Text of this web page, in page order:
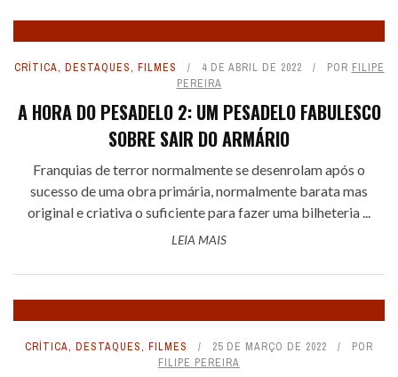
CRÍTICA, DESTAQUES, FILMES 4 DE ABRIL DE 2022 POR FILIPE
PEREIRA
A HORA DO PESADELO 2: UM PESADELO FABULESCO
SOBRE SAIR DO ARMÁRIO
Franquias de terror normalmente se desenrolam após o
sucesso de uma obra primária, normalmente barata mas
original e criativa o suficiente para fazer uma bilheteria ...
LEIA MAIS
CRÍTICA, DESTAQUES, FILMES 25 DE MARÇO DE 2022
POR
FILIPE PEREIRA